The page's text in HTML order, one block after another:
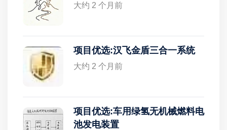
大约 2 个月前
项目优选:汉飞金盾三合一系统
大约 2 个月前
项目优选:车用绿氢无机械燃料电
池发电装置